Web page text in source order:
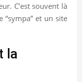
C’est souvent là
et un site
la